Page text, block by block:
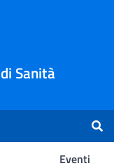
Sanità
Eventi